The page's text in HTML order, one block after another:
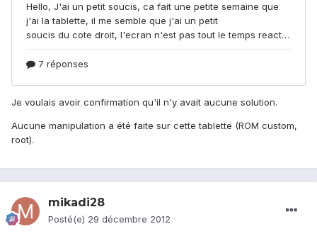
Je voulais avoir confirmation qu'il n'y avait aucune solution.
Aucune manipulation a été faite sur cette tablette (ROM custom,
root).
mikadi28
Posté(e) 29 décembre 2012